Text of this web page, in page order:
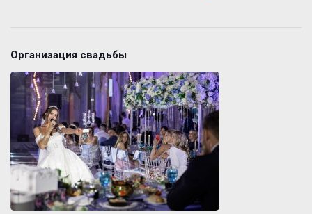
Организация свадьбы